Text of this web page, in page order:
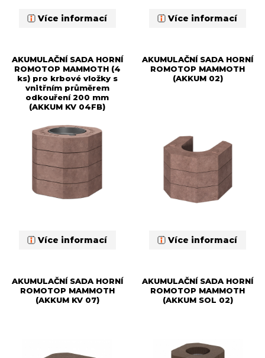
Více informací Více informací
AKUMULAČNÍ SADA HORNÍ
ROMOTOP MAMMOTH (4
ks) pro krbové vložky s
vnitřním průměrem
odkouření 200 mm
(AKKUM KV 04FB)
Více informací
AKUMULAČNÍ SADA HORNÍ
ROMOTOP MAMMOTH
(AKKUM 02)
Více informací
AKUMULAČNÍ SADA HORNÍ
ROMOTOP MAMMOTH
(AKKUM KV 07)
AKUMULAČNÍ SADA HORNÍ
ROMOTOP MAMMOTH
(AKKUM SOL 02)